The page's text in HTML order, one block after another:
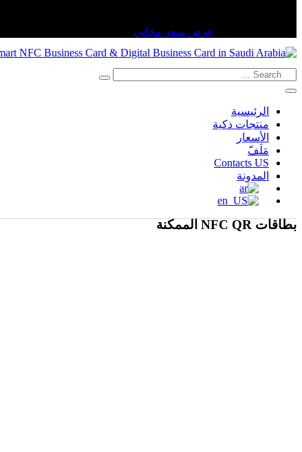
عرض سعر مجاني
Search
for:
الرئيسية
منتجات ذكية
الأسعار
مَلَفّ
Contacts US
المدونة
بطاقات NFC QR الممكنة